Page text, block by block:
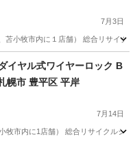
7月3日
苫小牧市内に１店舗） 総合リサイ
ファンケル
イヤル式ワイヤーロック B
幌市 豊平区 平岸
7月14日
牧市内に1店舗） 総合リサイクル